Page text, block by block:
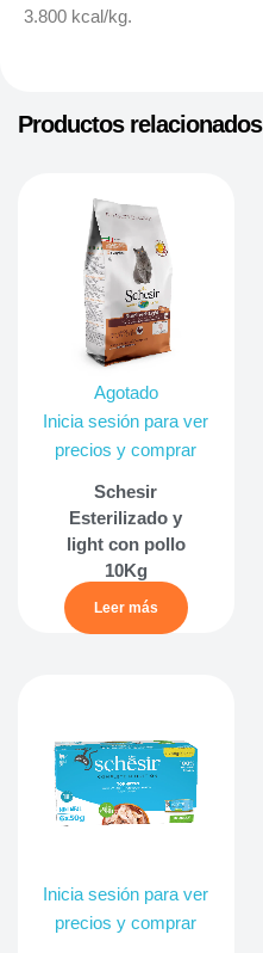
3.800 kcal/kg.
Productos relacionados
Agotado
Inicia sesión para ver
precios y comprar
Schesir
Esterilizado y
light con pollo
10Kg
Leer más
Inicia sesión para ver
precios y comprar